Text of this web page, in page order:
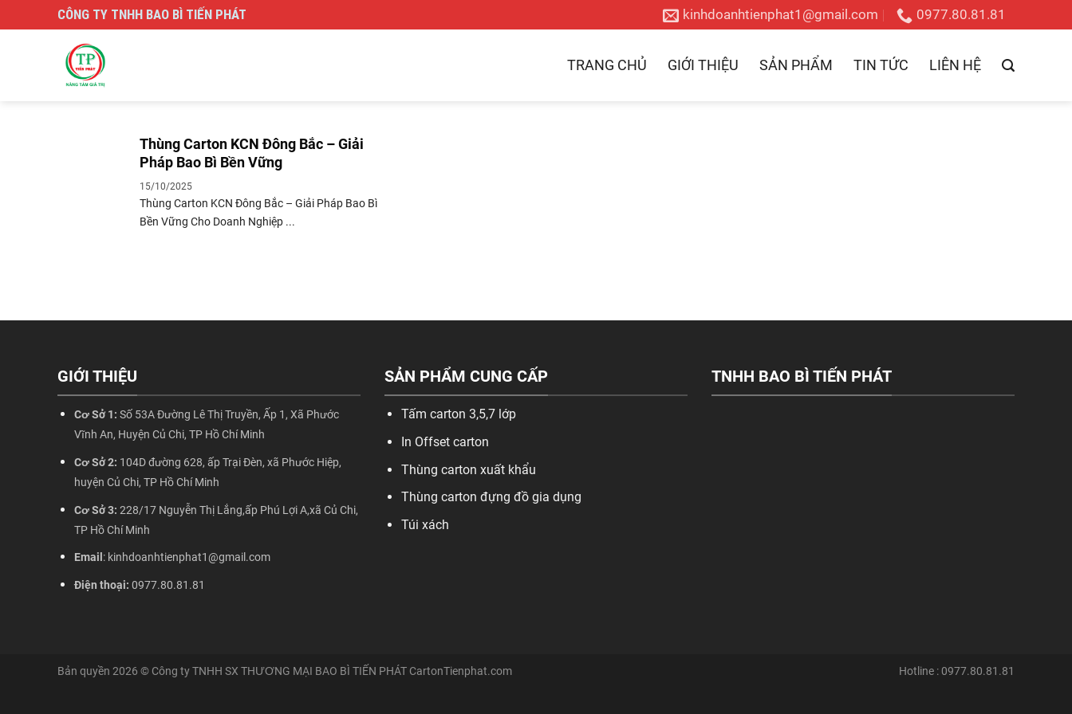
to
CÔNG TY TNHH BAO BÌ TIẾN PHÁT kinhdoanhtienphat1@gmail.com 0977.80.81.81
TRANG CHỦ GIỚI THIỆU SẢN PHẨM TIN TỨC LIÊN HỆ
Thùng Carton KCN Đông Bắc – Giải
Pháp Bao Bì Bền Vững
15/10/2025
Thùng Carton KCN Đông Bắc – Giải Pháp Bao Bì
Bền Vững Cho Doanh Nghiệp ...
GIỚI THIỆU
Cơ Sở 1: Số 53A Đường Lê Thị Truyền, Ấp 1, Xã Phước
Vĩnh An, Huyện Củ Chi, TP Hồ Chí Minh
Cơ Sở 2: 104D đường 628, ấp Trại Đèn, xã Phước Hiệp,
huyện Củ Chi, TP Hồ Chí Minh
Cơ Sở 3: 228/17 Nguyễn Thị Lắng,ấp Phú Lợi A,xã Củ Chi,
TP Hồ Chí Minh
Email : kinhdoanhtienphat1@gmail.com
Điện thoại: 0977.80.81.81
SẢN PHẨM CUNG CẤP
Tấm carton 3,5,7 lớp
In Offset carton
Thùng carton xuất khẩu
Thùng carton đựng đồ gia dụng
Túi xách
TNHH BAO BÌ TIẾN PHÁT
Hotline : 0977.80.81.81
Bản quyền 2026 © Công ty TNHH SX THƯƠNG MẠI BAO BÌ TIẾN PHÁT CartonTienphat.com